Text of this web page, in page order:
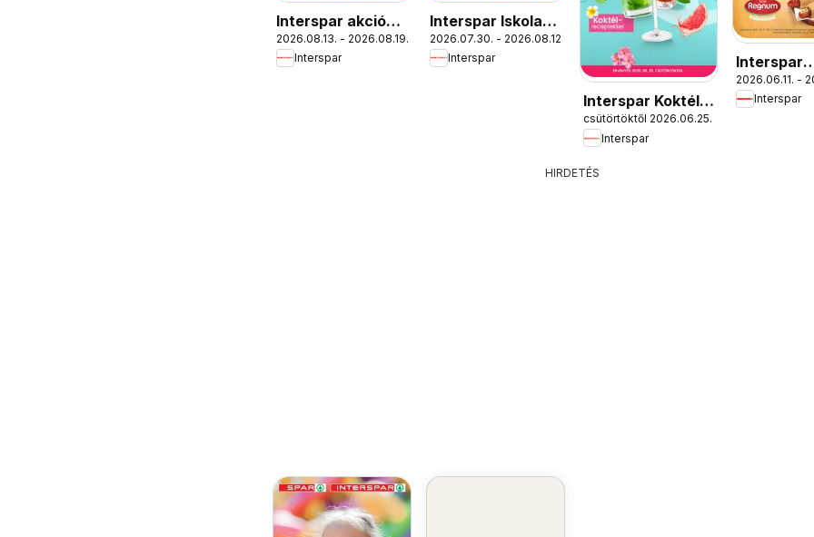
Interspar akciós
újság
2026.08.13. - 2026.08.19.
Interspar
Interspar Iskola
katalógus
2026.07.30. - 2026.08.12.
Interspar
Interspar Koktél
katalógus
csütörtöktől 2026.06.25.
Interspar
Interspar
Veszprém
nyitás
2026.06.11. -
Interspar
HIRDETÉS